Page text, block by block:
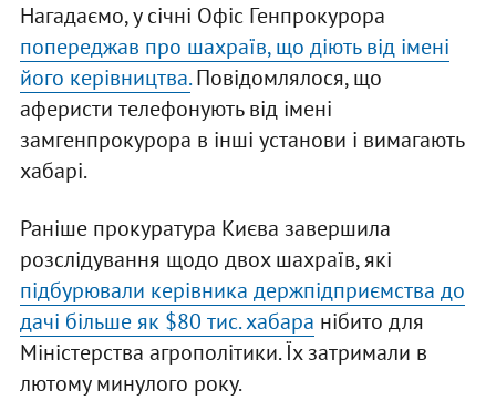
Нагадаємо, у січні Офіс Генпрокурора
попереджав про шахраїв, що діють від імені
його керівництва.Повідомлялося, що
аферисти телефонують від імені
замгенпрокурора в інші установи і вимагають
хабарі.
Раніше прокуратура Києва завершила
розслідування щодо двох шахраїв, які
підбурювали керівника держпідприємства до
дачі більше як $80 тис. хабара нібито для
Міністерства агрополітики. Їх затримали в
лютому минулого року.